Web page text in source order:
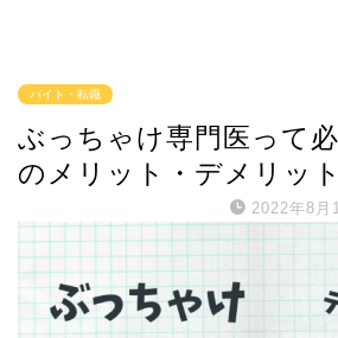
バイト・転職
ぶっちゃけ専門医って
のメリット・デメリッ
2022年8月